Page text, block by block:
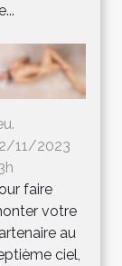
11/2023
faire
votre
au
ciel,